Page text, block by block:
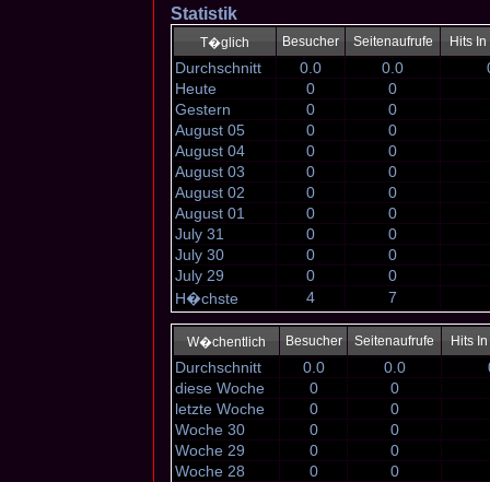
Statistik
T�glich Besucher Seitenaufrufe Hits
Durchschnitt 0.0 0.0
Heute
0
0
Gestern
0
0
August 05
0
0
August 04
0
0
August 03
0
0
August 02
0
0
August 01
0
0
July 31
0
0
July 30
0
0
July 29
0
0
H�chste
4 7
W�chentlich Besucher Seitenaufrufe Hits
Durchschnitt 0.0 0.0
diese Woche
0
0
letzte Woche
0
0
Woche 30
0
0
Woche 29
0
0
Woche 28
0
0